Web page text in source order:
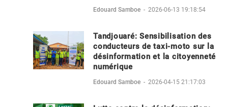
Edouard Samboe - 2026-06-13 19:18:54
Tandjouaré: Sensibilisation des
conducteurs de taxi-moto sur la
désinformation et la citoyenneté
numérique
Edouard Samboe - 2026-04-15 21:17:03